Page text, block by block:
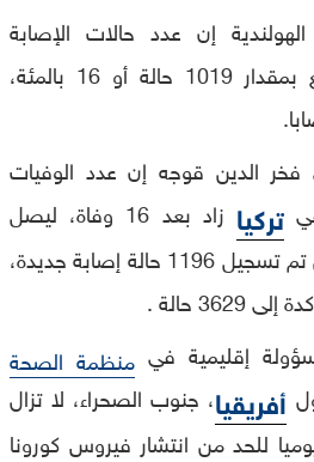
إن عدد حالات الإصابة
المؤكدة بالفيروس، ارتفع بمقدار 1019 حالة أو 16 بالمئة،
فخر الدين قوجه إن عدد الوفيات
تركيا
زاد بعد 16 وفاة، ليصل
الإجمالي إلى 75، في حين تم تسجيل 1196 حالة إصابة جديدة،
حالة .
إقليمية في منظمة الصحة
أفريقيا، جنوب الصحراء، لا تزال
للحد من انتشار فيروس كورونا